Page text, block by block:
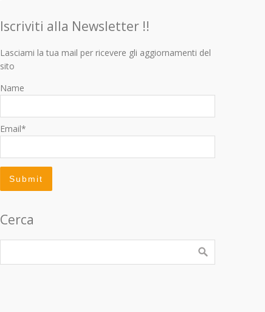
Iscriviti alla Newsletter !!
Lasciami la tua mail per ricevere gli aggiornamenti del
sito
Name
Email*
Cerca